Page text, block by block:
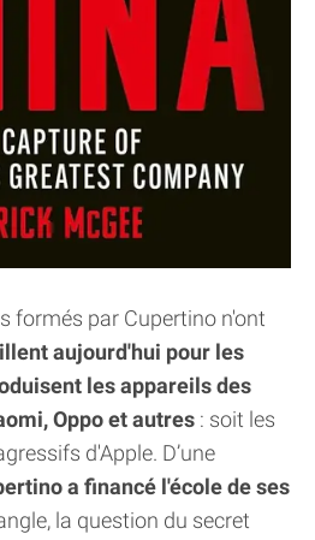
formés par Cupertino n'ont
aujourd'hui pour les
les appareils des
Oppo et autres : soit les
d'Apple. D’une
a financé l'école de ses
la question du secret